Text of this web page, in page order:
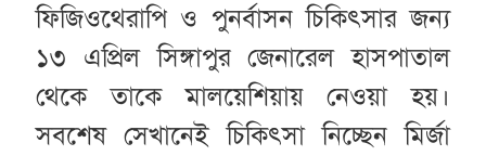
ফিজিওথেরাপি ও পুনর্বাসন চিকিৎসার জন্য
১৩ এপ্রিল সিঙ্গাপুর জেনারেল হাসপাতাল
থেকে তাকে মালয়েশিয়ায় নেওয়া হয়।
সবশেষ সেখানেই চিকিৎসা নিচ্ছেন মির্জা